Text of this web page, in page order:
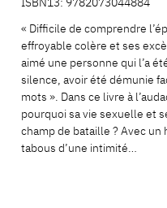
« Difficile de comprendre
effroyable colère et ses
aimé une personne qui l’a
silence, avoir été démunie
mots ». Dans ce livre à
pourquoi sa vie sexuelle et
champ de bataille ? Avec un
tabous d’une intimité…